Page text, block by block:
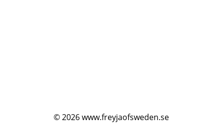
© 2026 www.freyjaofsweden.se